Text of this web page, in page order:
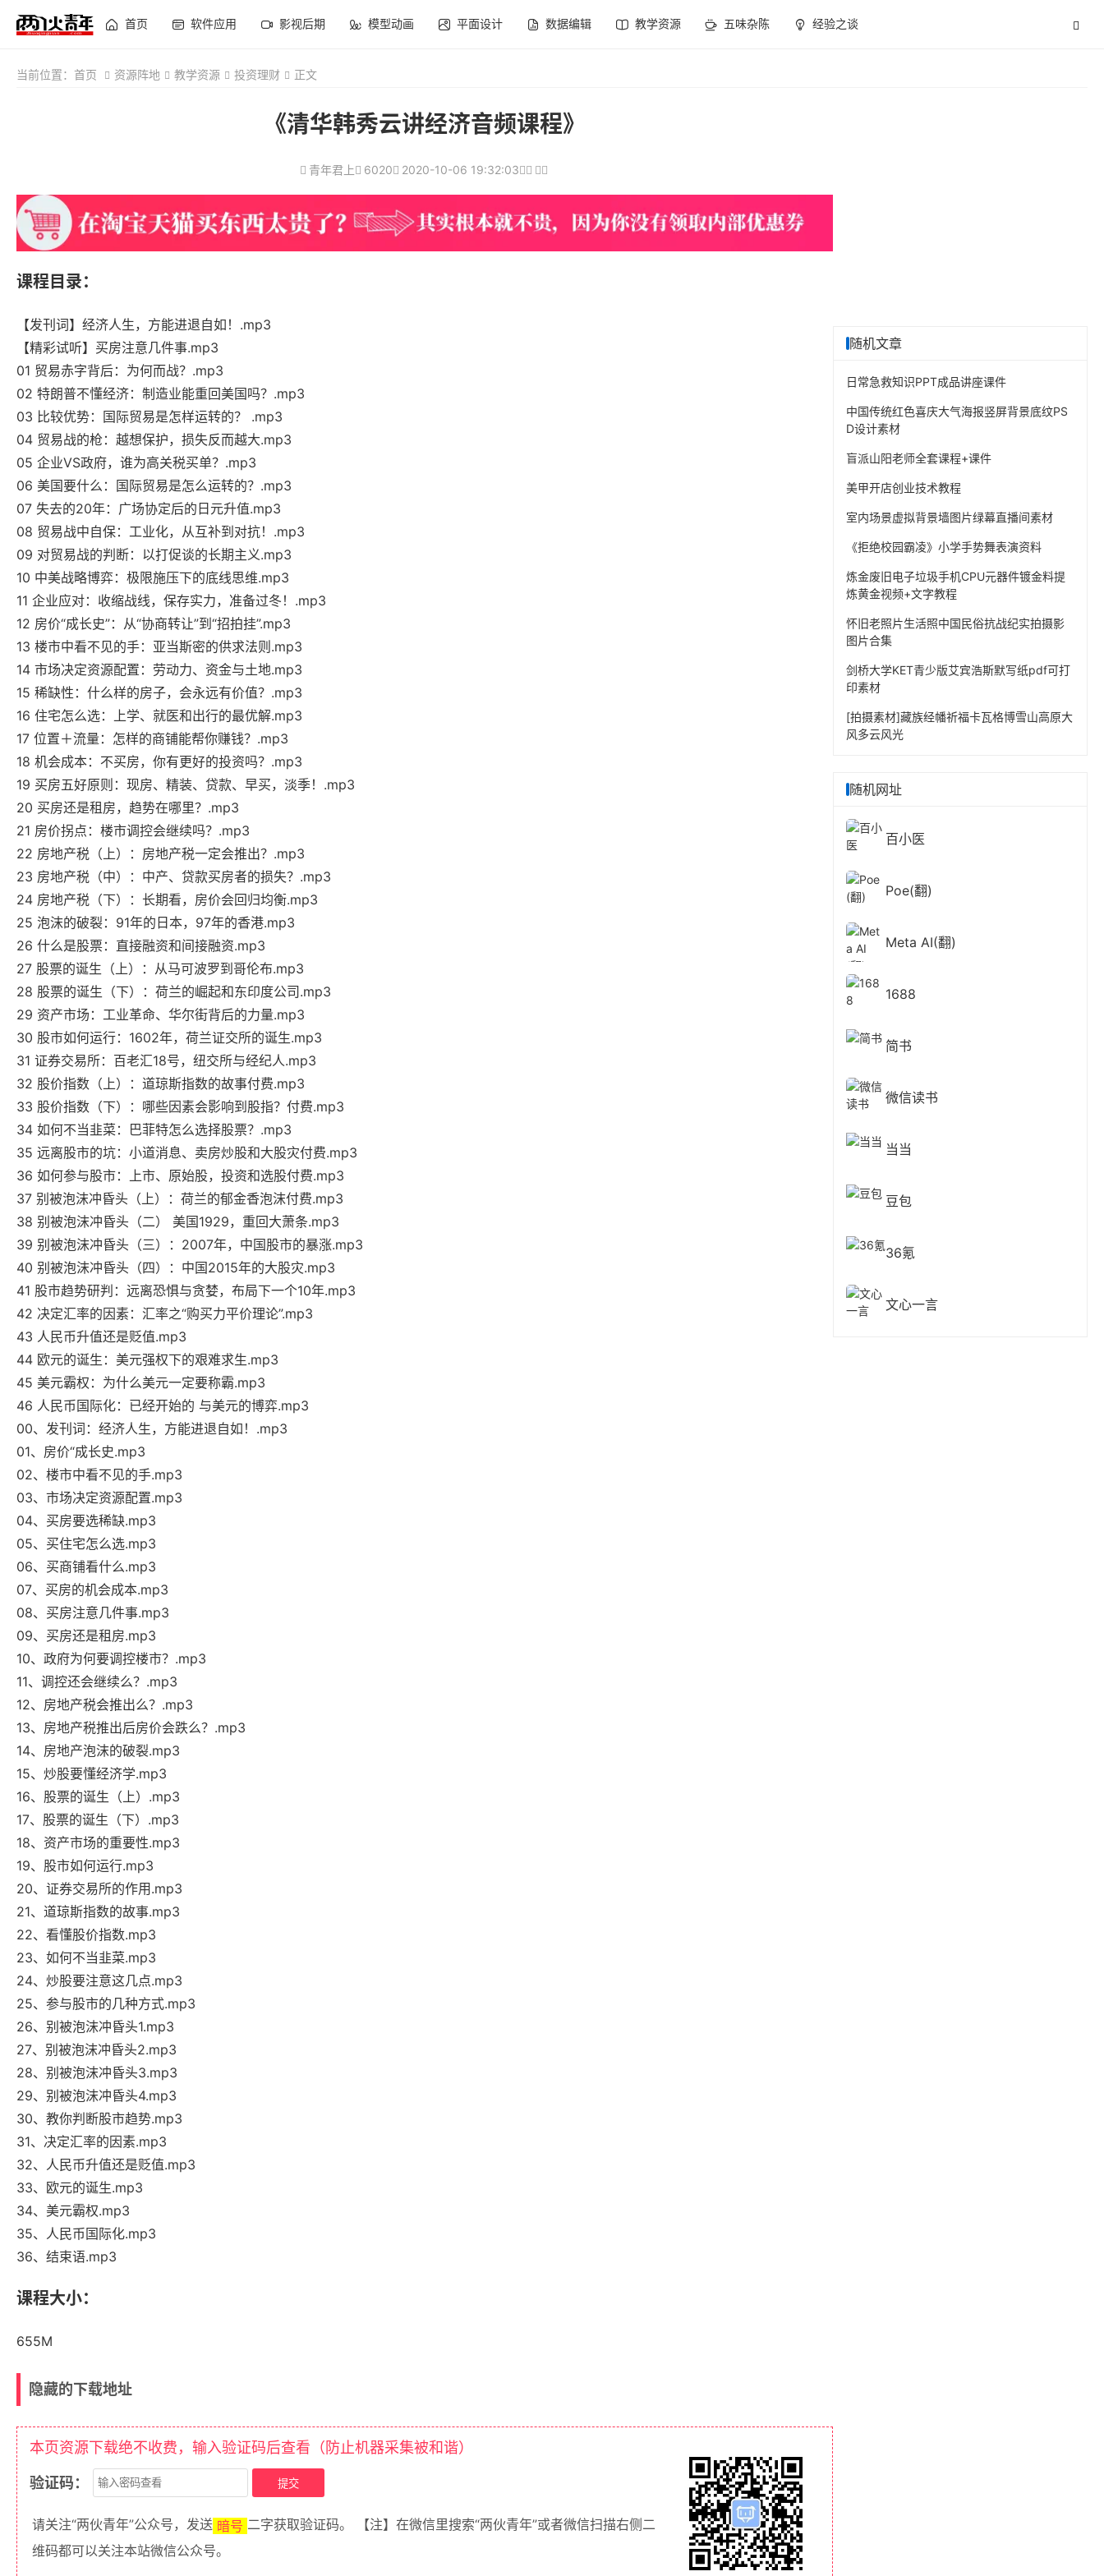
首页 软件应用 影视后期 模型动画 平面设计 数据编辑 教学资源 五味杂陈 经验之谈
当前位置： 首页 资源阵地 教学资源 投资理财 正文
《清华韩秀云讲经济音频课程》
青年君上 6020 2020-10-06 19:32:03
课程目录：
【发刊词】经济人生，方能进退自如！.mp3
【精彩试听】买房注意几件事.mp3
01 贸易赤字背后：为何而战？.mp3
02 特朗普不懂经济：制造业能重回美国吗？.mp3
03 比较优势：国际贸易是怎样运转的？ .mp3
04 贸易战的枪：越想保护，损失反而越大.mp3
05 企业VS政府，谁为高关税买单？.mp3
06 美国要什么：国际贸易是怎么运转的？.mp3
07 失去的20年：广场协定后的日元升值.mp3
08 贸易战中自保：工业化，从互补到对抗！.mp3
09 对贸易战的判断：以打促谈的长期主义.mp3
10 中美战略博弈：极限施压下的底线思维.mp3
11 企业应对：收缩战线，保存实力，准备过冬！.mp3
12 房价“成长史”：从“协商转让”到“招拍挂”.mp3
13 楼市中看不见的手：亚当斯密的供求法则.mp3
14 市场决定资源配置：劳动力、资金与土地.mp3
15 稀缺性：什么样的房子，会永远有价值？.mp3
16 住宅怎么选：上学、就医和出行的最优解.mp3
17 位置＋流量：怎样的商铺能帮你赚钱？.mp3
18 机会成本：不买房，你有更好的投资吗？.mp3
19 买房五好原则：现房、精装、贷款、早买，淡季！.mp3
20 买房还是租房，趋势在哪里？.mp3
21 房价拐点：楼市调控会继续吗？.mp3
22 房地产税（上）：房地产税一定会推出？.mp3
23 房地产税（中）：中产、贷款买房者的损失？.mp3
24 房地产税（下）：长期看，房价会回归均衡.mp3
25 泡沫的破裂：91年的日本，97年的香港.mp3
26 什么是股票：直接融资和间接融资.mp3
27 股票的诞生（上）：从马可波罗到哥伦布.mp3
28 股票的诞生（下）：荷兰的崛起和东印度公司.mp3
29 资产市场：工业革命、华尔街背后的力量.mp3
30 股市如何运行：1602年，荷兰证交所的诞生.mp3
31 证券交易所：百老汇18号，纽交所与经纪人.mp3
32 股价指数（上）：道琼斯指数的故事付费.mp3
33 股价指数（下）：哪些因素会影响到股指？付费.mp3
34 如何不当韭菜：巴菲特怎么选择股票？.mp3
35 远离股市的坑：小道消息、卖房炒股和大股灾付费.mp3
36 如何参与股市：上市、原始股，投资和选股付费.mp3
37 别被泡沫冲昏头（上）：荷兰的郁金香泡沫付费.mp3
38 别被泡沫冲昏头（二） 美国1929，重回大萧条.mp3
39 别被泡沫冲昏头（三）：2007年，中国股市的暴涨.mp3
40 别被泡沫冲昏头（四）：中国2015年的大股灾.mp3
41 股市趋势研判：远离恐惧与贪婪，布局下一个10年.mp3
42 决定汇率的因素：汇率之“购买力平价理论”.mp3
43 人民币升值还是贬值.mp3
44 欧元的诞生：美元强权下的艰难求生.mp3
45 美元霸权：为什么美元一定要称霸.mp3
46 人民币国际化：已经开始的 与美元的博弈.mp3
00、发刊词：经济人生，方能进退自如！.mp3
01、房价“成长史.mp3
02、楼市中看不见的手.mp3
03、市场决定资源配置.mp3
04、买房要选稀缺.mp3
05、买住宅怎么选.mp3
06、买商铺看什么.mp3
07、买房的机会成本.mp3
08、买房注意几件事.mp3
09、买房还是租房.mp3
10、政府为何要调控楼市？.mp3
11、调控还会继续么？.mp3
12、房地产税会推出么？.mp3
13、房地产税推出后房价会跌么？.mp3
14、房地产泡沫的破裂.mp3
15、炒股要懂经济学.mp3
16、股票的诞生（上）.mp3
17、股票的诞生（下）.mp3
18、资产市场的重要性.mp3
19、股市如何运行.mp3
20、证券交易所的作用.mp3
21、道琼斯指数的故事.mp3
22、看懂股价指数.mp3
23、如何不当韭菜.mp3
24、炒股要注意这几点.mp3
25、参与股市的几种方式.mp3
26、别被泡沫冲昏头1.mp3
27、别被泡沫冲昏头2.mp3
28、别被泡沫冲昏头3.mp3
29、别被泡沫冲昏头4.mp3
30、教你判断股市趋势.mp3
31、决定汇率的因素.mp3
32、人民币升值还是贬值.mp3
33、欧元的诞生.mp3
34、美元霸权.mp3
35、人民币国际化.mp3
36、结束语.mp3
课程大小：
655M
隐藏的下载地址
本页资源下载绝不收费，输入验证码后查看（防止机器采集被和谐）
验证码：
请关注“两伙青年”公众号，发送 暗号 二字获取验证码。 【注】在微信里搜索“两伙青年”或者微信扫描右侧二
维码都可以关注本站微信公众号。
随机文章
日常急救知识PPT成品讲座课件
中国传统红色喜庆大气海报竖屏背景底纹PS
D设计素材
盲派山阳老师全套课程+课件
美甲开店创业技术教程
室内场景虚拟背景墙图片绿幕直播间素材
《拒绝校园霸凌》小学手势舞表演资料
炼金废旧电子垃圾手机CPU元器件镀金料提
炼黄金视频+文字教程
怀旧老照片生活照中国民俗抗战纪实拍摄影
图片合集
剑桥大学KET青少版艾宾浩斯默写纸pdf可打
印素材
[拍摄素材]藏族经幡祈福卡瓦格博雪山高原大
风多云风光
随机网址
百小医
Poe(翻)
Meta AI(翻)
1688
简书
微信读书
当当
豆包
36氪
文心一言